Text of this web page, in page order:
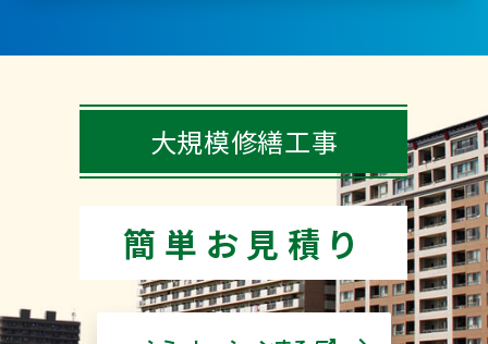
大規模修繕工事
簡単お見積り